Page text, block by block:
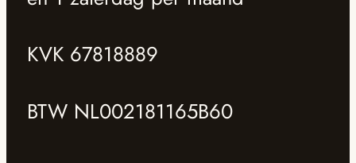
KVK 67818889
BTW NL002181165B60